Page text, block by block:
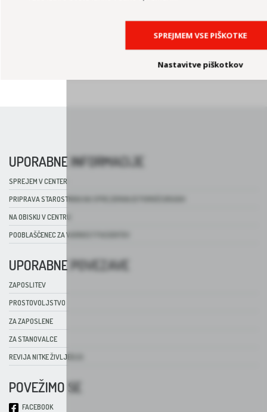
UPORABNE INFORMACIJE
SPREJEM V CENTER
PRIPRAVA STAROSTNIKA NA SPREJEMANJE POMOČI DRUGIH
NA OBISKU V CENTRU
POOBLAŠČENEC ZA VARNOST PACIENTOV
UPORABNE POVEZAVE
ZAPOSLITEV
PROSTOVOLJSTVO
ZA ZAPOSLENE
ZA STANOVALCE
REVIJA NITKE ŽIVLJENJA
POVEŽIMO SE
FACEBOOK
SPREJMEM VSE PIŠKOTKE
Nastavitve piškotkov